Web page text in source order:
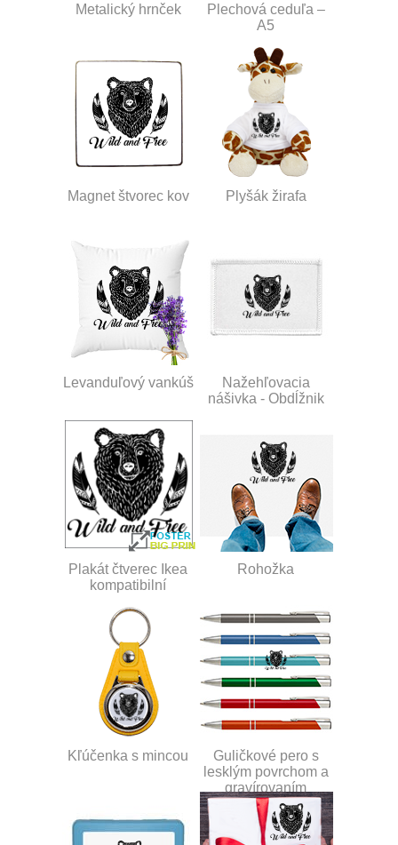
Metalický hrnček
Plechová ceduľa –
A5
Magnet štvorec kov Plyšák žirafa
Levanduľový vankúš
Nažehľovacia
nášivka - Obdĺžnik
Plakát čtverec Ikea
kompatibilní
Rohožka
Kľúčenka s mincou
Guličkové pero s
lesklým povrchom a
gravírovaním